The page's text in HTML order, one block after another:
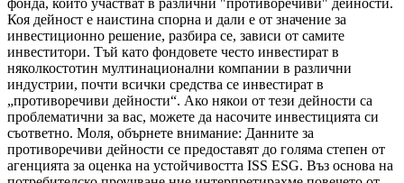
Коя дейност е наистина спорна и дали е от значение за
инвестиционно решение, разбира се, зависи от самите
инвеститори. Тъй като фондовете често инвестират в
няколкостотин мултинационални компании в различни
индустрии, почти всички средства се инвестират в
„противоречиви дейности“. Ако някои от тези дейности са
проблематични за вас, можете да насочите инвестицията си
съответно. Моля, обърнете внимание: Данните за
противоречиви дейности се предоставят до голяма степен от
агенцията за оценка на устойчивостта ISS ESG. Въз основа на